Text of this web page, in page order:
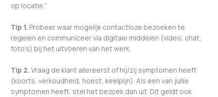
op locatie.”
Tip 1. Probeer waar mogelijk contactloze bezoeken te
regelen en communiceer via digitale middelen (video, chat,
foto’s) bij het uitvoeren van het werk.
Tip 2. Vraag de klant allereerst of hij/zij symptomen heeft
(koorts, verkoudheid, hoest, keelpijn). Als een van jullie
symptomen heeft, stel het bezoek dan uit. Dit geldt ook